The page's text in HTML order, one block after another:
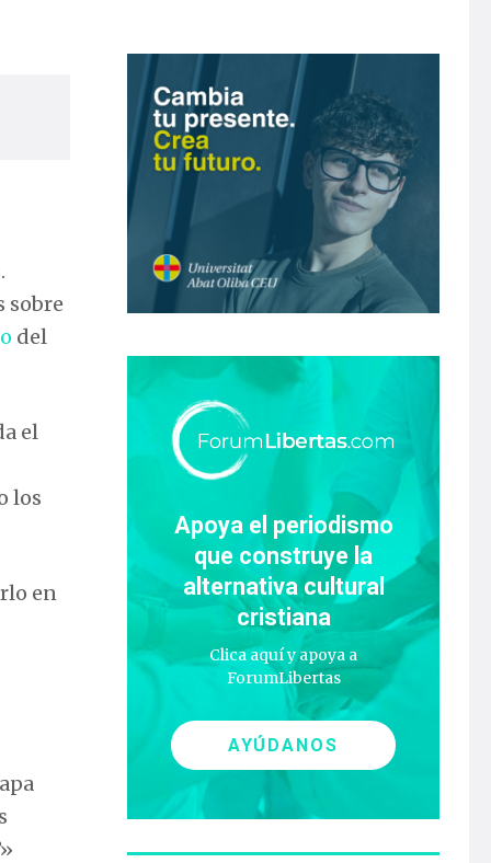
.
sobre
del
el
los
en
Apoya el periodismo
que construye la
alternativa cultural
cristiana
Clica aquí y apoya a
ForumLibertas
AYÚDANOS